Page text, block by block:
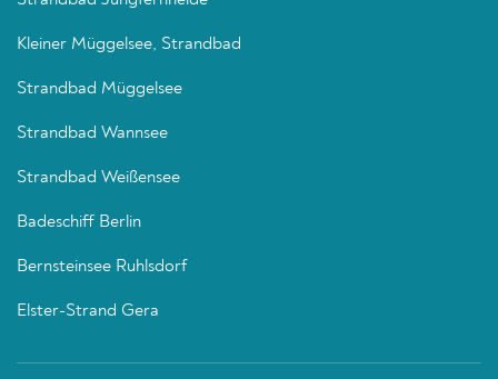
Kleiner Müggelsee, Strandbad
Strandbad Müggelsee
Strandbad Wannsee
Strandbad Weißensee
Badeschiff Berlin
Bernsteinsee Ruhlsdorf
Elster-Strand Gera